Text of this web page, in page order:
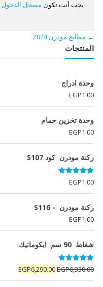
يجب أنت تكون مسجل الدخول
← مطابخ مودرن 2024
المنتجات
وحدة ادراج
EGP1.00
وحدة تخزين حمام
EGP1.00
ركنة مودرن كود S107
تم التقييم
5.00
من 5
EGP1.00
ركنة مودرن - S116
EGP1.00
شفاط 90 سم ايكوماتيك
تم التقييم
5.00 من 5EGP6,330.00
السعر
الأصلي
EGP6,290.00
السعر
الحالي